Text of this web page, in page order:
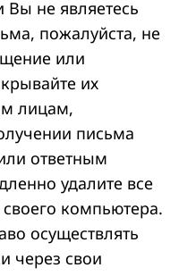
Вы не являетесь
пожалуйста, не
или
их
лицам,
письма
ответным
удалите все
компьютера.
осуществлять
через свои